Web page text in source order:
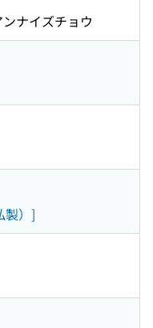
ナイズチョウ
製）]